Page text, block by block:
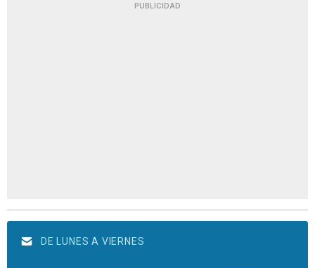
PUBLICIDAD
DE LUNES A VIERNES